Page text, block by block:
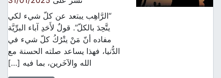
“الرَّاهِب يبتعد عن كلّ شيء لكي
يتَّحِدَ بالكلّ”. قولٌ لأَحَدِ آباء البرِّيَّة
مفاده أنّ مَنْ يتْرُكُ كلّ شيء في
الدُّنيا، فهذا يساعد صلته الحسنة مع
الله والآخَرين، بما فيه […]